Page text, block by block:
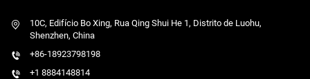
10C, Edifício Bo Xing, Rua Qing Shui He 1, Distrito de Luohu,
Shenzhen, China
+86-18923798198
+1 8884148814